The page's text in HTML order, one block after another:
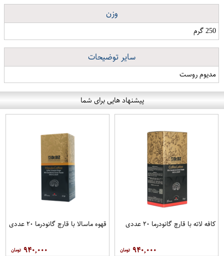
وزن
250 گرم
سایر توضیحات
مدیوم روست
پیشنهاد هایی برای شما
کافه لاته با قارچ گانودرما ۲۰ عددی
۹۴۰,۰۰۰
قهوه ماسالا با قارچ گانودرما ۲۰ عددی
۹۴۰,۰۰۰